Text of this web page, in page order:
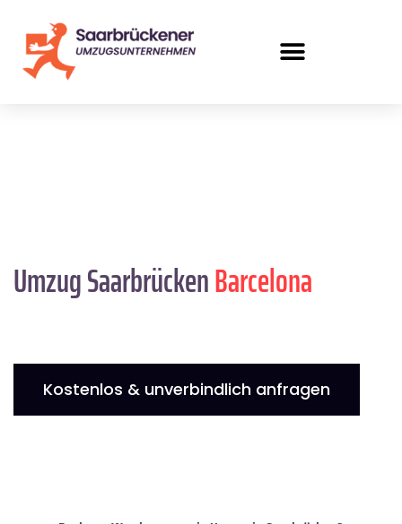
Umzug SaarbrückenBarcelona
Kostenlos & unverbindlich anfragen